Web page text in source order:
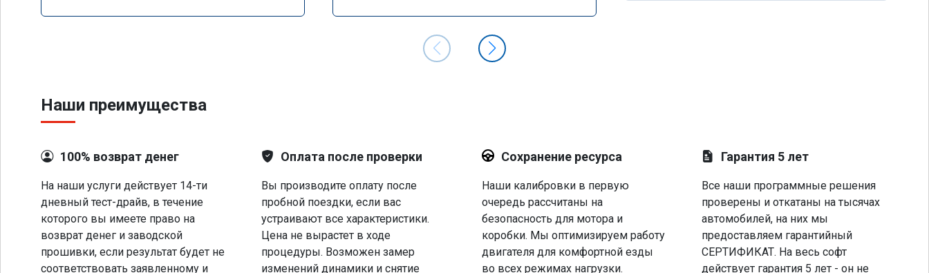
Наши преимущества
100% возврат денег
На наши услуги действует 14-ти
дневный тест-драйв, в течение
которого вы имеете право на
возврат денег и заводской
прошивки, если результат будет не
соответствовать заявленному и
Оплата после проверки
Вы производите оплату после
пробной поездки, если вас
устраивают все характеристики.
Цена не вырастет в ходе
процедуры. Возможен замер
изменений динамики и снятие
Сохранение ресурса
Наши калибровки в первую
очередь рассчитаны на
безопасность для мотора и
коробки. Мы оптимизируем работу
двигателя для комфортной езды
во всех режимах нагрузки.
Гарантия 5 лет
Все наши программные решения
проверены и откатаны на тысячах
автомобилей, на них мы
предоставляем гарантийный
СЕРТИФИКАТ. На весь софт
действует гарантия 5 лет - он не